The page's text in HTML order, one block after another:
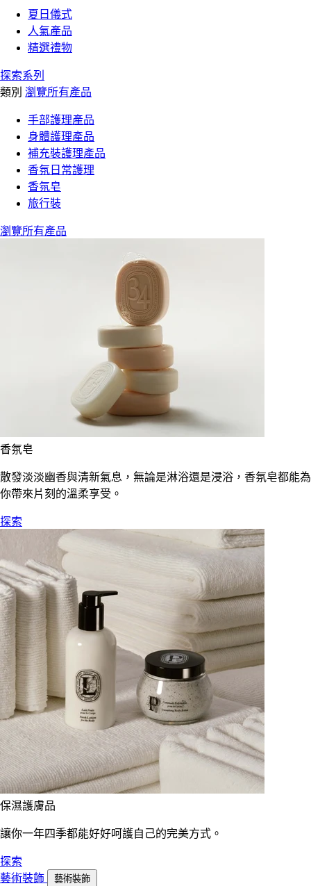
夏日儀式
人氣產品
精選禮物
探索系列
類別 瀏覽所有產品
手部護理產品
身體護理產品
補充裝護理產品
香氛日常護理
香氛皂
旅行裝
瀏覽所有產品
香氛皂
散發淡淡幽香與清新氣息，無論是淋浴還是浸浴，香氛皂都能為
你帶來片刻的溫柔享受。
探索
保濕護膚品
讓你一年四季都能好好呵護自己的完美方式。
探索
藝術裝飾
藝術裝飾